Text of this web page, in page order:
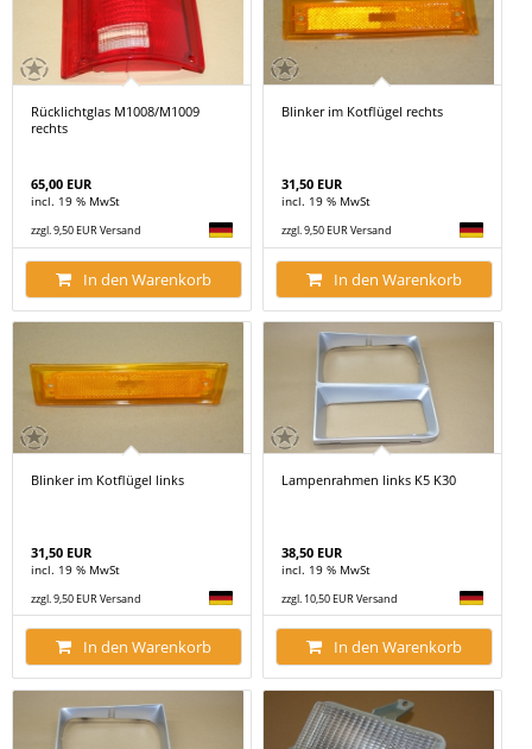
Rücklichtglas M1008/M1009
rechts
65,00 EUR
incl. 19 % MwSt
zzgl. 9,50 EUR Versand
In den Warenkorb
Blinker im Kotflügel rechts
31,50 EUR
incl. 19 % MwSt
zzgl. 9,50 EUR Versand
In den Warenkorb
Blinker im Kotflügel links
31,50 EUR
incl. 19 % MwSt
zzgl. 9,50 EUR Versand
In den Warenkorb
Lampenrahmen links K5 K30
38,50 EUR
incl. 19 % MwSt
zzgl. 10,50 EUR Versand
In den Warenkorb